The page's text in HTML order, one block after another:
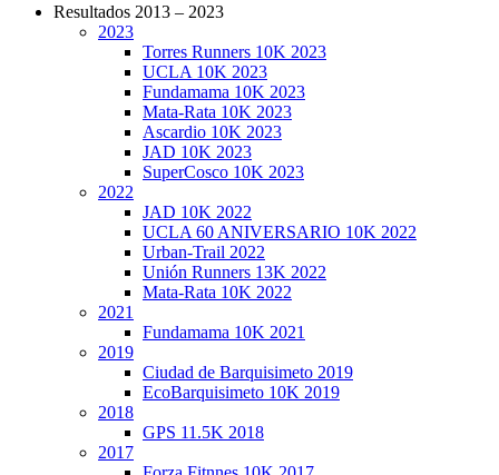
CarreraPro – Organización de eventos
deportivos
Resultados 2013 – 2023
2023
Torres Runners 10K 2023
UCLA 10K 2023
Fundamama 10K 2023
Mata-Rata 10K 2023
Ascardio 10K 2023
JAD 10K 2023
SuperCosco 10K 2023
2022
JAD 10K 2022
UCLA 60 ANIVERSARIO 10K 2022
Urban-Trail 2022
Unión Runners 13K 2022
Mata-Rata 10K 2022
2021
Fundamama 10K 2021
2019
Ciudad de Barquisimeto 2019
EcoBarquisimeto 10K 2019
2018
GPS 11.5K 2018
2017